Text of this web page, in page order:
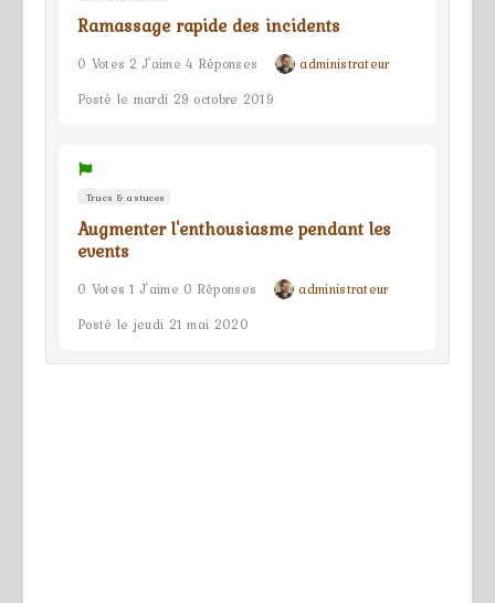
Ramassage rapide des incidents
0 Votes 2 J'aime 4 Réponses
administrateur
Posté le mardi 29 octobre 2019
Trucs & astuces
Augmenter l'enthousiasme pendant les
events
0 Votes 1 J'aime 0 Réponses
administrateur
Posté le jeudi 21 mai 2020